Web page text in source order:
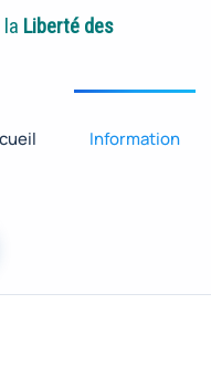
Liberté des
Information